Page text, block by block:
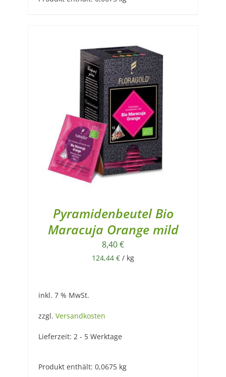
Pyramidenbeutel Bio
Maracuja Orange mild
8,40€
124,44 € / kg
inkl. 7 % MwSt.
zzgl. Versandkosten
Lieferzeit: 2 - 5 Werktage
Produkt enthält: 0,0675 kg